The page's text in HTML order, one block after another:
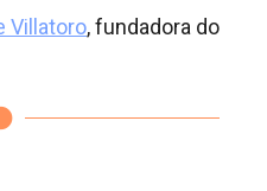
Villatoro, fundadora do